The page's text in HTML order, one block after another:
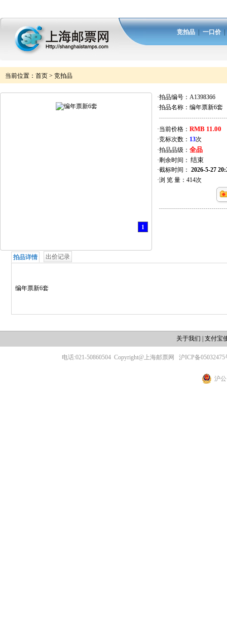
竞拍品 一口价
当前位置： 首页 > 竞拍品
1
·拍品编号： A1398366
·拍品名称： 编年票新6套
·当前价格： RMB 11.00
·竞标次数： 13次
·拍品品级： 全品
·剩余时间：
·截标时间： 2026-5-27
·浏 览 量： 414次
拍品详情 出价记录
编年票新6套
关于我们 支付宝
电话:021-50860504 Copyright@上海邮票网 沪ICP备05032475
沪公